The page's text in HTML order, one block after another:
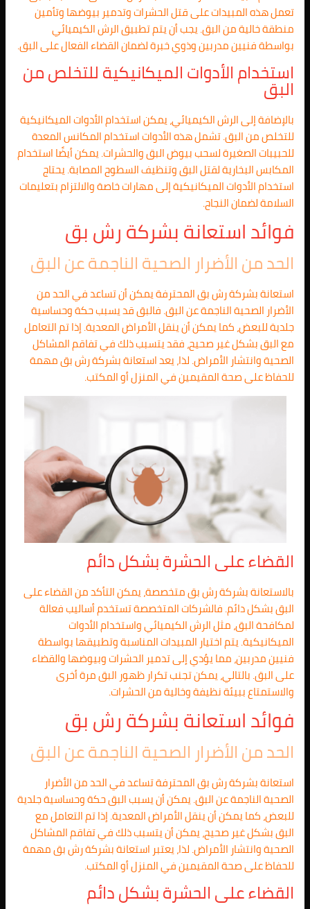
تعمل هذه المبيدات على قتل الحشرات وتدمير بيوضها وتأمين
منطقة خالية من البق. يجب أن يتم تطبيق الرش الكيميائي
بواسطة فنيين مدربين وذوي خبرة لضمان القضاء الفعال على البق.
استخدام الأدوات الميكانيكية للتخلص من
البق
بالإضافة إلى الرش الكيميائي، يمكن استخدام الأدوات الميكانيكية
للتخلص من البق. تشمل هذه الأدوات استخدام المكانس المعدة
للحبيبات الصغيرة لسحب بيوض البق والحشرات. يمكن أيضًا استخدام
المكابس البخارية لقتل البق وتنظيف السطوح المصابة. يحتاج
استخدام الأدوات الميكانيكية إلى مهارات خاصة والالتزام بتعليمات
السلامة لضمان النجاح.
فوائد استعانة بشركة رش بق
الحد من الأضرار الصحية الناجمة عن البق
استعانة بشركة رش بق المحترفة يمكن أن تساعد في الحد من
الأضرار الصحية الناجمة عن البق. فالبق قد يسبب حكة وحساسية
جلدية للبعض، كما يمكن أن ينقل الأمراض المعدية. إذا تم التعامل
مع البق بشكل غير صحيح، فقد يتسبب ذلك في تفاقم المشاكل
الصحية وانتشار الأمراض. لذا، يعد استعانة بشركة رش بق مهمة
للحفاظ على صحة المقيمين في المنزل أو المكتب.
القضاء على الحشرة بشكل دائم
بالاستعانة بشركة رش بق متخصصة، يمكن التأكد من القضاء على
البق بشكل دائم. فالشركات المتخصصة تستخدم أساليب فعالة
لمكافحة البق، مثل الرش الكيميائي واستخدام الأدوات
الميكانيكية. يتم اختيار المبيدات المناسبة وتطبيقها بواسطة
فنيين مدربين، مما يؤدي إلى تدمير الحشرات وبيوضها والقضاء
على البق. بالتالي، يمكن تجنب تكرار ظهور البق مرة أخرى
والاستمتاع ببيئة نظيفة وخالية من الحشرات.
فوائد استعانة بشركة رش بق
الحد من الأضرار الصحية الناجمة عن البق
استعانة بشركة رش بق المحترفة تساعد في الحد من الأضرار
الصحية الناجمة عن البق. يمكن أن يسبب البق حكة وحساسية جلدية
للبعض، كما يمكن أن ينقل الأمراض المعدية. إذا تم التعامل مع
البق بشكل غير صحيح، يمكن أن يتسبب ذلك في تفاقم المشاكل
الصحية وانتشار الأمراض. لذا، يعتبر استعانة بشركة رش بق مهمة
للحفاظ على صحة المقيمين في المنزل أو المكتب.
القضاء على الحشرة بشكل دائم